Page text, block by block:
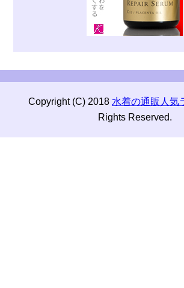
Copyright (C) 2018 水着の通販人気
Rights Reserved.